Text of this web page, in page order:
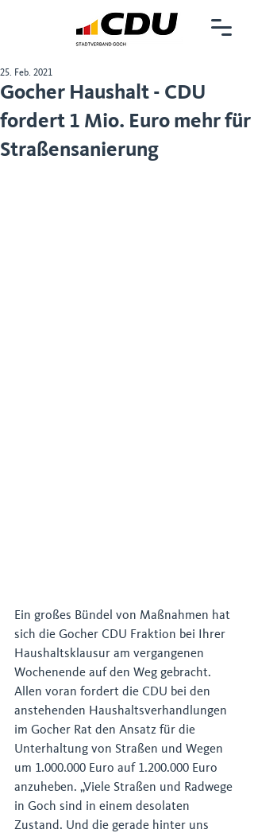
Gocher Haushalt - CDU
fordert 1 Mio. Euro mehr für
Straßensanierung
25. Feb. 2021
Ein großes Bündel von Maßnahmen hat
sich die Gocher CDU Fraktion bei Ihrer
Haushaltsklausur am vergangenen
Wochenende auf den Weg gebracht.
Allen voran fordert die CDU bei den
anstehenden Haushaltsverhandlungen
im Gocher Rat den Ansatz für die
Unterhaltung von Straßen und Wegen
um 1.000.000 Euro auf 1.200.000 Euro
anzuheben. „Viele Straßen und Radwege
in Goch sind in einem desolaten
Zustand. Und die gerade hinter uns